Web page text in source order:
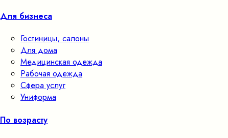
Для бизнеса
Гостиницы, салоны
Для дома
Медицинская одежда
Рабочая одежда
Сфера услуг
Униформа
По возрасту